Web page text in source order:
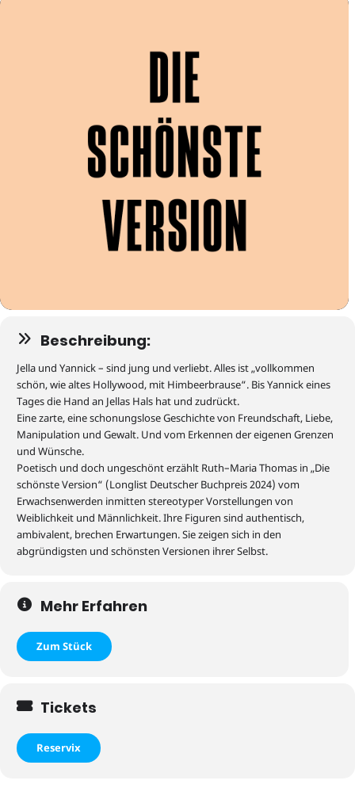
Beschreibung:
Jella und Yannick – sind jung und verliebt. Alles ist „vollkommen
schön, wie altes Hollywood, mit Himbeerbrause“. Bis Yannick eines
Tages die Hand an Jellas Hals hat und zudrückt.
Eine zarte, eine schonungslose Geschichte von Freundschaft, Liebe,
Manipulation und Gewalt. Und vom Erkennen der eigenen Grenzen
und Wünsche.
Poetisch und doch ungeschönt erzählt Ruth–Maria Thomas in „Die
schönste Version“ (Longlist Deutscher Buchpreis 2024) vom
Erwachsenwerden inmitten stereotyper Vorstellungen von
Weiblichkeit und Männlichkeit. Ihre Figuren sind authentisch,
ambivalent, brechen Erwartungen. Sie zeigen sich in den
abgründigsten und schönsten Versionen ihrer Selbst.
Mehr Erfahren
Zum Stück
Tickets
Reservix